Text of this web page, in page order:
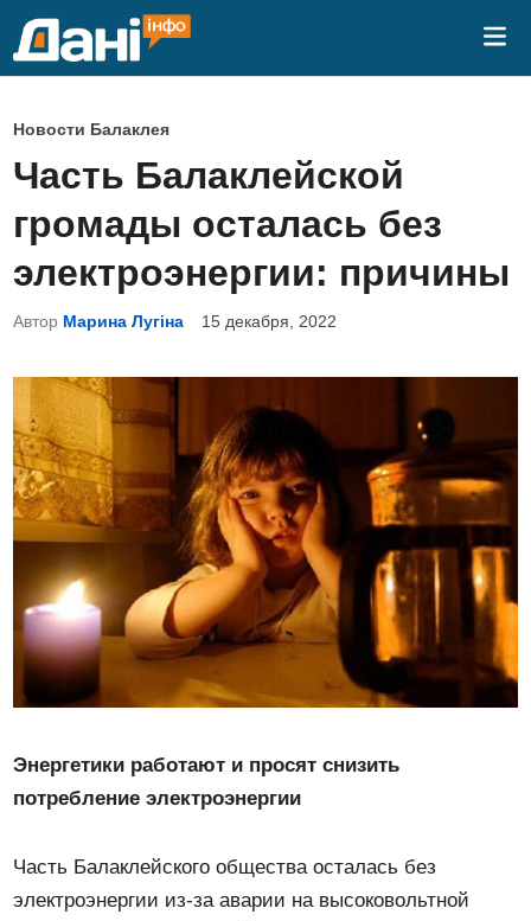
О
п
б
л
и
к
а
н
о
в
Новости Балаклея
Часть Балаклейской
громады осталась без
электроэнергии: причины
Автор Марина Лугіна 15 декабря, 2022
Энергетики работают и просят снизить
потребление электроэнергии
Часть Балаклейского общества осталась без
электроэнергии из-за аварии на высоковольтной